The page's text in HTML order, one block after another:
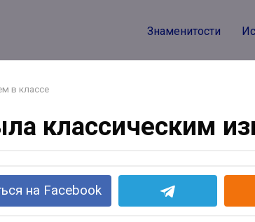
Знаменитости
в классе
классическим
на Facebook